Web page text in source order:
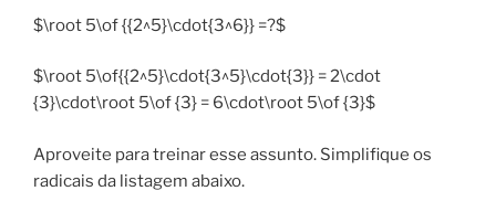
$\root 5\of {{2^5}\cdot{3^6}} =?$
$\root 5\of{{2^5}\cdot{3^5}\cdot{3}} = 2\cdot
{3}\cdot\root 5\of {3} = 6\cdot\root 5\of {3}$
Aproveite para treinar esse assunto. Simplifique os
radicais da listagem abaixo.